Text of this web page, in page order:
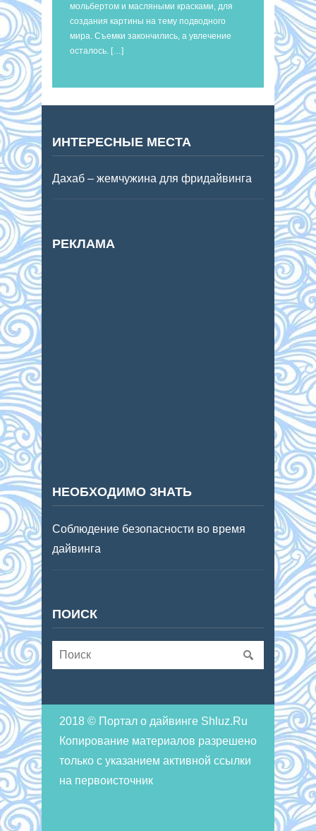
мольбертом и масляными красками, для
создания картины на тему подводного
мира. Съемки закончились, а увлечение
осталось. […]
ИНТЕРЕСНЫЕ МЕСТА
Дахаб – жемчужина для фридайвинга
РЕКЛАМА
НЕОБХОДИМО ЗНАТЬ
Соблюдение безопасности во время
дайвинга
ПОИСК
2018 © Портал о дайвинге Shluz.Ru
Копирование материалов разрешено
только с указанием активной ссылки
на первоисточник